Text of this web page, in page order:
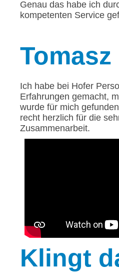
Genau das habe ich
kompetenten Service
Tomasz
Ich habe bei Hofer
Erfahrungen gemacht,
wurde für mich
recht herzlich für die
Zusammenarbeit.
Klingt